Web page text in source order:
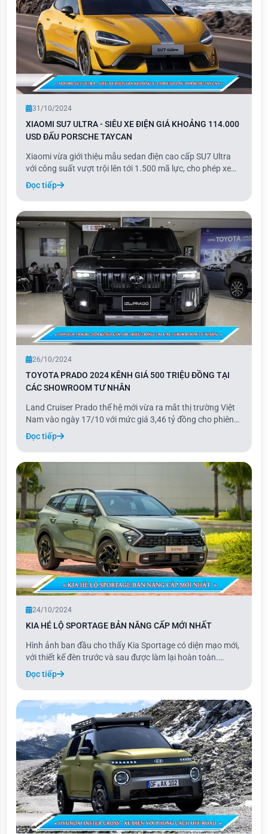
31/10/2024
XIAOMI SU7 ULTRA - SIÊU XE ĐIỆN GIÁ KHOẢNG 114.000
USD ĐẤU PORSCHE TAYCAN
Xiaomi vừa giới thiệu mẫu sedan điện cao cấp SU7 Ultra
với công suất vượt trội lên tới 1.500 mã lực, cho phép xe
tăng tốc từ 0-100 km/h chỉ trong 2 giây. Đặc biệt, SU7 Ultra
có khả năng sạc nhanh từ 10-80% chỉ trong 11 phút, mang
lại sự tiện lợi vượt bậc
Đọc tiếp
26/10/2024
TOYOTA PRADO 2024 KÊNH GIÁ 500 TRIỆU ĐỒNG TẠI
CÁC SHOWROOM TƯ NHÂN
Land Cruiser Prado thế hệ mới vừa ra mắt thị trường Việt
Nam vào ngày 17/10 với mức giá 3,46 tỷ đồng cho phiên
bản cửa sổ trời đơn và 3,48 tỷ đồng cho bản cửa sổ trời
toàn cảnh.
Đọc tiếp
24/10/2024
KIA HÉ LỘ SPORTAGE BẢN NÂNG CẤP MỚI NHẤT
Hình ảnh ban đầu cho thấy Kia Sportage có diện mạo mới,
với thiết kế đèn trước và sau được làm lại hoàn toàn.
Những thay đổi này mang đến cho Sportage vẻ ngoài hiện
đại và sắc sảo hơn, làm nổi bật phong cách độc đáo của
mẫu xe.
Đọc tiếp